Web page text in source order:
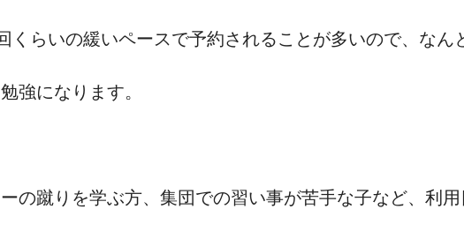
くらいの緩いペースで予約されることが多いので、なん
強になります。
の蹴りを学ぶ方、集団での習い事が苦手な子など、利